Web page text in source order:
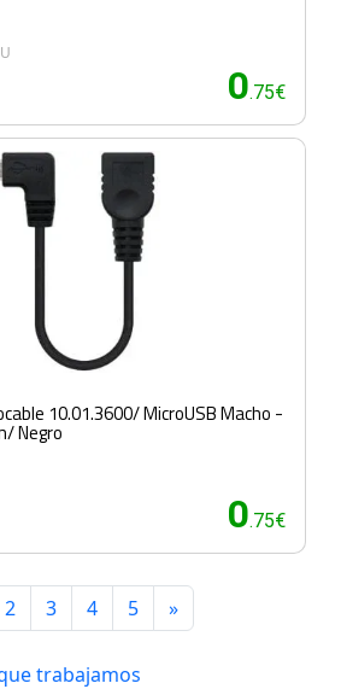
0.75€
10.01.3600/ MicroUSB Macho -
Negro
0.75€
2 3 4 5 »
trabajamos